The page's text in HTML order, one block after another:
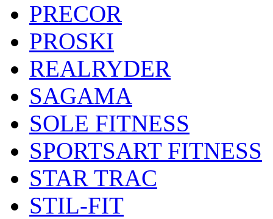
PRECOR
PROSKI
REALRYDER
SAGAMA
SOLE FITNESS
SPORTSART FITNESS
STAR TRAC
STIL-FIT